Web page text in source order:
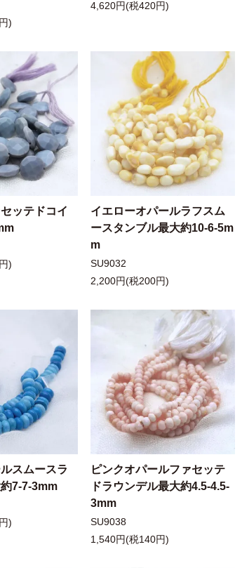
)
4,620円(税420円)
ッテドコイ
)
イエローオパールラフスム
ースタンブル最大約10-6-5m
m
SU9032
2,200円(税200円)
スムースラ
7-7-3mm
)
ピンクオパールファセッテ
ドラウンデル最大約4.5-4.5-
3mm
SU9038
1,540円(税140円)